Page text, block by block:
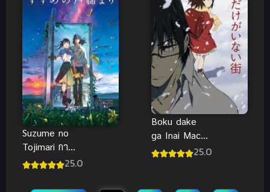
Suzume no
Tojimari การ
ผนึกประตูของ25.0
Boku dake
ga Inai Machi
ย้อนอดีตไข25.0